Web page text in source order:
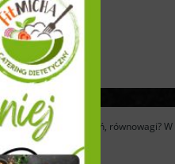
Głodni wyboru, wyzwań, równowagi?